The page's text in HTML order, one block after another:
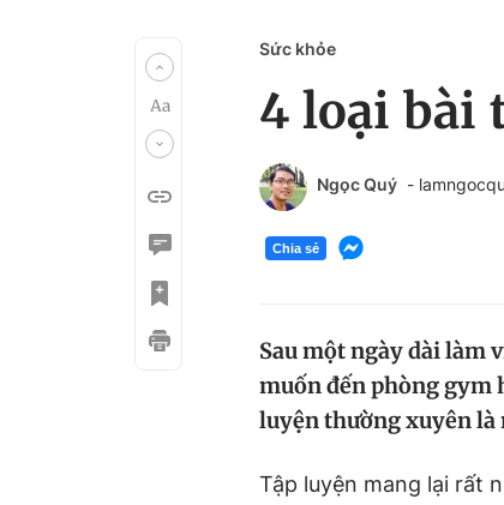
Sức khỏe
4 loại bài
Ngọc Quý -
Chia sẻ
Sau một ngày dài làm
muốn đến phòng gym
luyện thường xuyên là
Tập luyện mang lại rất